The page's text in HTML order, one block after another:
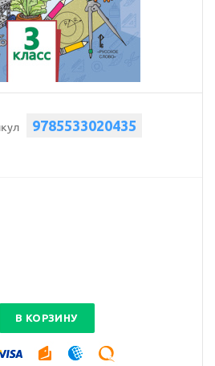
9785533020435
В КОРЗИНУ